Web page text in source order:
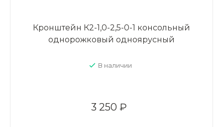
Кронштейн К2-1,0-2,5-0-1 консольный
однорожковый одноярусный
В наличии
3 250 ₽